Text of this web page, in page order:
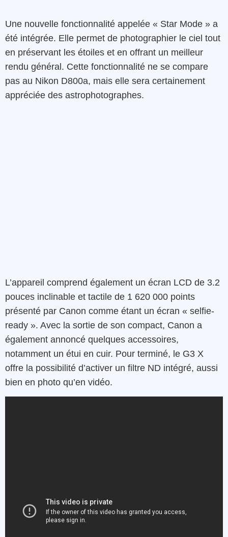
Une nouvelle fonctionnalité appelée « Star Mode » a
été intégrée. Elle permet de photographier le ciel tout
en préservant les étoiles et en offrant un meilleur
rendu général. Cette fonctionnalité ne se compare
pas au Nikon D800a, mais elle sera certainement
appréciée des astrophotographes.
L’appareil comprend également un écran LCD de 3.2
pouces inclinable et tactile de 1 620 000 points
présenté par Canon comme étant un écran « selfie-
ready ». Avec la sortie de son compact, Canon a
également annoncé quelques accessoires,
notamment un étui en cuir. Pour terminé, le G3 X
offre la possibilité d’activer un filtre ND intégré, aussi
bien en photo qu’en vidéo.